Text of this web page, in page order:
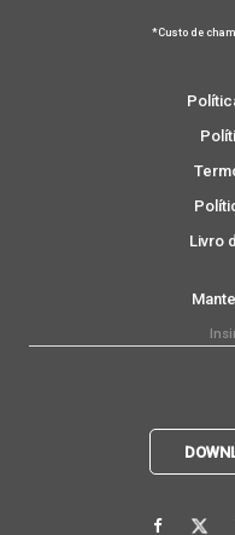
*Custo de
Livro